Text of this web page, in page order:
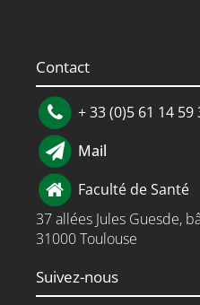
Contact
+ 33 (0)5 61 14 59
Mail
Faculté de Santé
37 allées Jules Guesde,
31000 Toulouse
Suivez-nous